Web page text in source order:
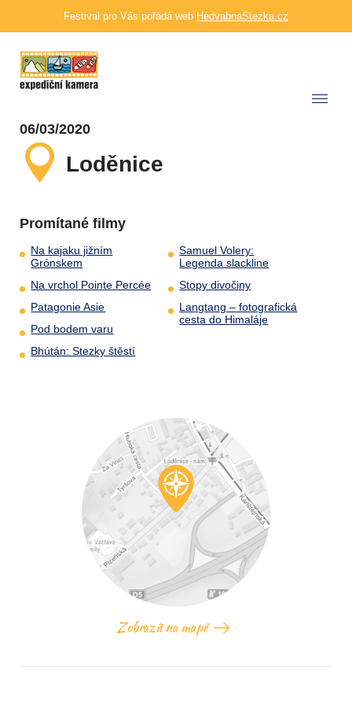
Festival pro Vás pořádá web HedvabnaStezka.cz
06/03/2020
Loděnice
Promítané filmy
Na kajaku jižním
Grónskem
Na vrchol Pointe Percée
Patagonie Asie
Pod bodem varu
Bhútán: Stezky štěstí
Samuel Volery:
Legenda slackline
Stopy divočiny
Langtang – fotografická
cesta do Himaláje
Zobrazit na mapě